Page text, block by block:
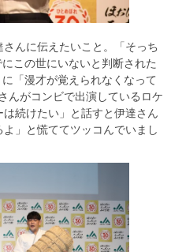
んに伝えたいこと。「そっち
この世にいないと判断された
「漫才が覚えられなくなって
んがコンビで出演しているロケ
続けたい」と話すと伊達さん
」と慌ててツッコんでいまし